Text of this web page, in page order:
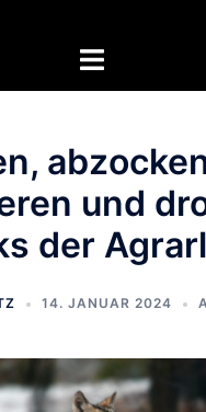
Menü
und
der
14. JANUAR 2024